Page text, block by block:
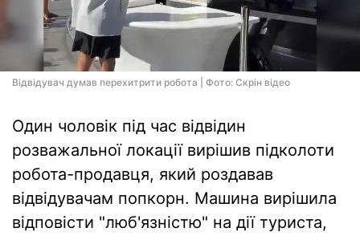
Відвідувач думав перехитрити робота | Фото: Скрін відео
Один чоловік під час відвідин
розважальної локації вирішив підколоти
робота-продавця, який роздавав
відвідувачам попкорн. Машина вирішила
відповісти "люб'язністю" на дії туриста,